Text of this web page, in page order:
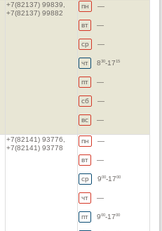
+7(82137) 99839,
+7(82137) 99882
пн —
вт —
ср —
чт 830 -1715
пт —
сб —
вс —
+7(82141) 93776,
+7(82141) 93778
пн —
вт —
ср 900 -1700
чт —
пт 900 -1700